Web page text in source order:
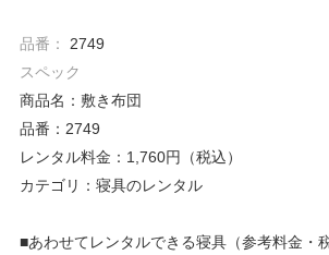
品番：
2749
スペック
商品名：敷き布団
品番：2749
レンタル料金：1,760円（税込）
カテゴリ：寝具のレンタル
■あわせてレンタルできる寝具（参考料金・税